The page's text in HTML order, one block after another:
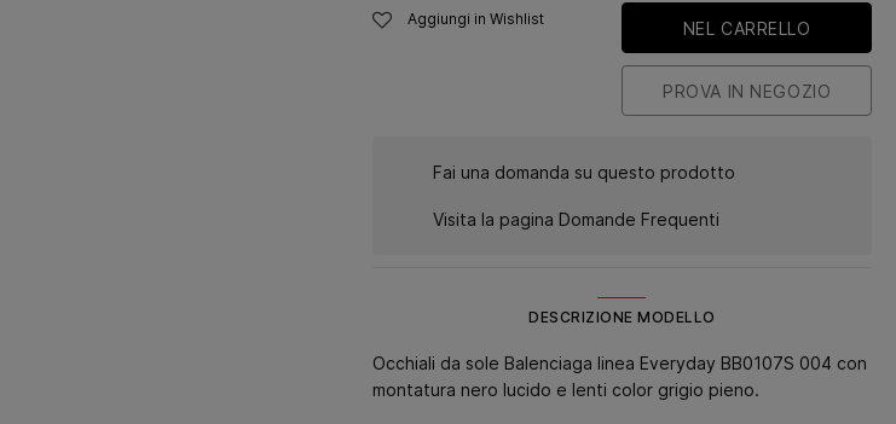
Aggiungi in Wishlist
Fai una domanda su questo prodotto
Visita la pagina Domande Frequenti
DESCRIZIONE MODELLO
Occhiali da sole Balenciaga linea Everyday BB0107S 004 con
montatura nero lucido e lenti color grigio pieno.